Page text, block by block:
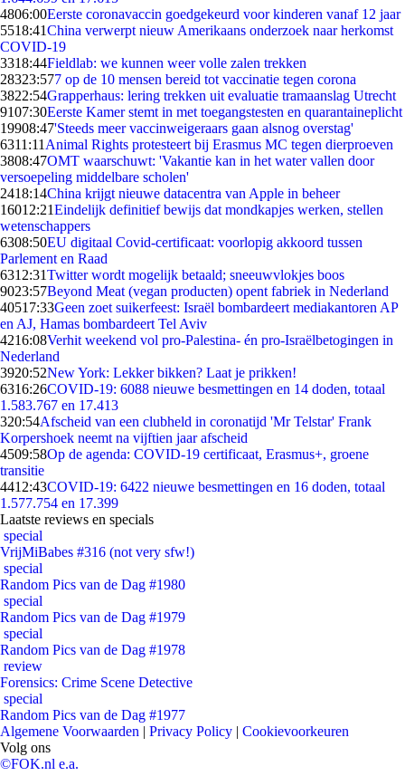
4806:00Eerste coronavaccin goedgekeurd voor kinderen vanaf 12 jaar
5518:41China verwerpt nieuw Amerikaans onderzoek naar herkomst
COVID-19
3318:44Fieldlab: we kunnen weer volle zalen trekken
28323:577 op de 10 mensen bereid tot vaccinatie tegen corona
3822:54Grapperhaus: lering trekken uit evaluatie tramaanslag Utrecht
9107:30Eerste Kamer stemt in met toegangstesten en quarantaineplicht
19908:47'Steeds meer vaccinweigeraars gaan alsnog overstag'
6311:11 Animal Rights protesteert bij Erasmus MC tegen dierproeven
3808:47OMT waarschuwt: 'Vakantie kan in het water vallen door
versoepeling middelbare scholen'
2418:14China krijgt nieuwe datacentra van Apple in beheer
16012:21Eindelijk definitief bewijs dat mondkapjes werken, stellen
wetenschappers
6308:50EU digitaal Covid-certificaat: voorlopig akkoord tussen
Parlement en Raad
6312:31Twitter wordt mogelijk betaald; sneeuwvlokjes boos
9023:57Beyond Meat (vegan producten) opent fabriek in Nederland
40517:33Geen zoet suikerfeest: Israël bombardeert mediakantoren AP
en AJ, Hamas bombardeert Tel Aviv
4216:08Verhit weekend vol pro-Palestina- én pro-Israëlbetogingen in
Nederland
3920:52New York: Lekker bikken? Laat je prikken!
6316:26COVID-19: 6088 nieuwe besmettingen en 14 doden, totaal
1.583.767 en 17.413
320:54Afscheid van een clubheld in coronatijd 'Mr Telstar' Frank
Korpershoek neemt na vijftien jaar afscheid
4509:58Op de agenda: COVID-19 certificaat, Erasmus+, groene
transitie
4412:43COVID-19: 6422 nieuwe besmettingen en 16 doden, totaal
1.577.754 en 17.399
Laatste reviews en specials
special
VrijMiBabes #316 (not very sfw!)
special
Random Pics van de Dag #1980
special
Random Pics van de Dag #1979
special
Random Pics van de Dag #1978
review
Forensics: Crime Scene Detective
special
Random Pics van de Dag #1977
Algemene Voorwaarden | Privacy Policy | Cookievoorkeuren
Volg ons
©FOK.nl e.a.